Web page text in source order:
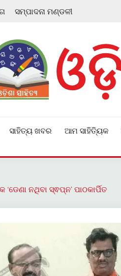
ସମ୍ପାଦନା ମଣ୍ଡଳୀ
ସାହିତ୍ୟ ଖବର ଆମ ସାହିତ୍ୟିକ
ନଥିବା ସ୍ଵପ୍ନ’ ପାଠକାର୍ପିତ